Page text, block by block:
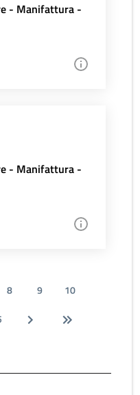
- Manifattura -
- Manifattura -
8 9
10